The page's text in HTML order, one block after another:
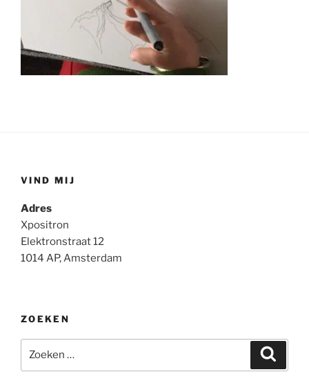
VIND MIJ
Adres
Xpositron
Elektronstraat 12
1014 AP, Amsterdam
ZOEKEN
naar: